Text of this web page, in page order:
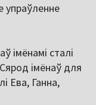
упраўленне
імёнамі сталі
імёнаў для
Ева, Ганна,